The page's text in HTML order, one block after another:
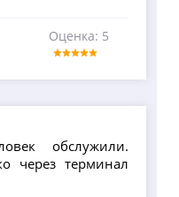
Оценка: 5
обслужили.
через терминал